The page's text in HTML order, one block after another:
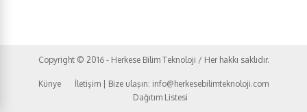
Copyright © 2016 - Herkese Bilim Teknoloji / Her hakkı saklıdır.
Künye
İletişim | Bize ulaşın: info@herkesebilimteknoloji.com
Dağıtım Listesi